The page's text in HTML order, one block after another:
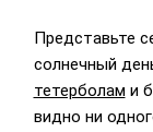
Представьте
солнечный
тетерболам и
видно ни